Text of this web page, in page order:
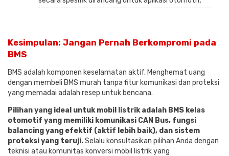
Kesimpulan: Jangan Pernah Berkompromi pada
BMS
BMS adalah komponen keselamatan aktif. Menghemat uang
dengan membeli BMS murah tanpa fitur komunikasi dan proteksi
yang memadai adalah resep untuk bencana.
Pilihan yang ideal untuk mobil listrik adalah BMS kelas
otomotif yang memiliki komunikasi CAN Bus, fungsi
balancing yang efektif (aktif lebih baik), dan sistem
proteksi yang teruji.Selalu konsultasikan pilihan Anda dengan
teknisi atau komunitas konversi mobil listrik yang